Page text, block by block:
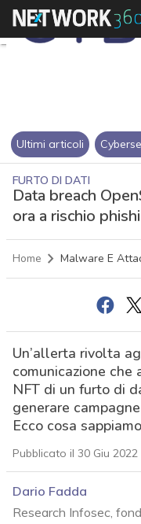
Ultimi articoli
FURTO DI DATI
Data breach
ora a rischio
Home Malware E
Un’allerta rivolta
comunicazione
NFT di un furto di
generare
Ecco cosa
Pubblicato il 30 Giu 2022
Dario Fadda
Research Infosec,